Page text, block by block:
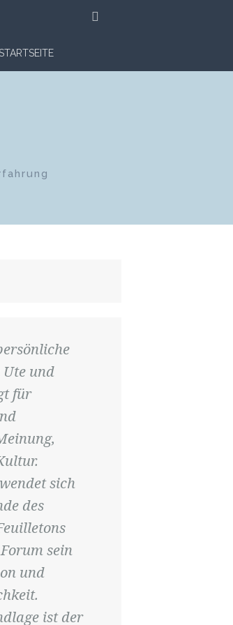
Ute und
für
sich
des
sein
und
ist der